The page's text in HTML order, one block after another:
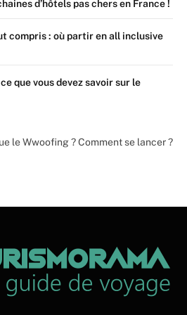
d’hôtels pas chers en France !
compris : où partir en all inclusive
que vous devez savoir sur le
le Wwoofing ? Comment se lancer ?